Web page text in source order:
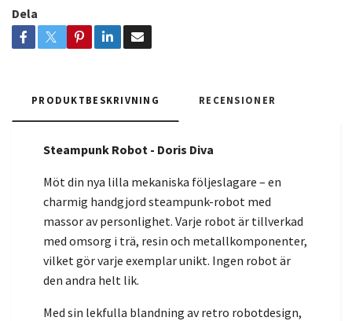
Dela
PRODUKTBESKRIVNING RECENSIONER
Steampunk Robot - Doris Diva
Möt din nya lilla mekaniska följeslagare – en
charmig handgjord steampunk-robot med
massor av personlighet. Varje robot är tillverkad
med omsorg i trä, resin och metallkomponenter,
vilket gör varje exemplar unikt. Ingen robot är
den andra helt lik.
Med sin lekfulla blandning av retro robotdesign,